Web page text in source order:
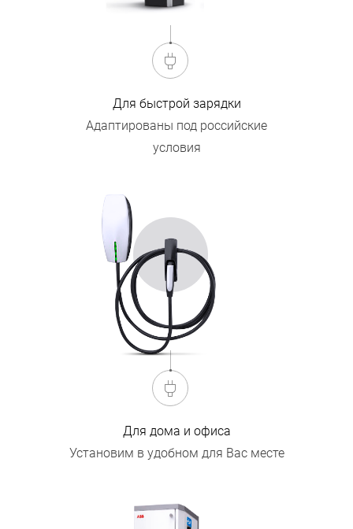
Для быстрой зарядки
Адаптированы под российские
условия
Для дома и офиса
Установим в удобном для Вас месте